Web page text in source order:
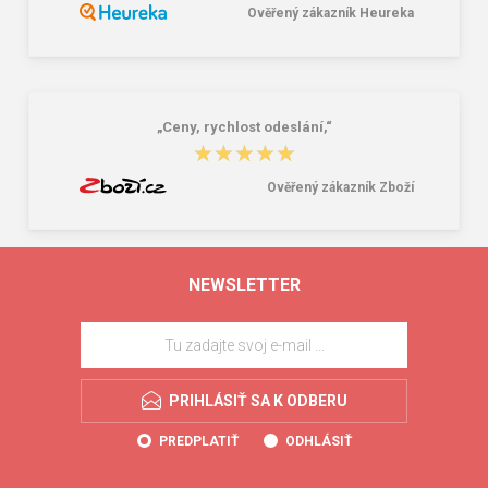
Ověřený zákazník Heureka
„Ceny, rychlost odeslání,“
★★★★★
★★★★★
Ověřený zákazník Zboží
NEWSLETTER
PRIHLÁSIŤ SA K ODBERU
PREDPLATIŤ ODHLÁSIŤ